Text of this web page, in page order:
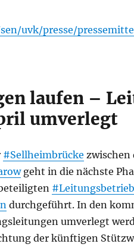
uvk/presse/
laufen –
umverlegt
#Sellheimbrücke zwischen
geht in die nächste
durchgeführt. In den
umverlegt
der künftigen